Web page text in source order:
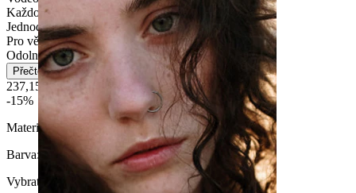
Každodenní nošení
Jednoduché
Pro většinu typů pokožky
Odolný
Přečtěte si více
237,15 Kč279,00 Kč
-15%
Materiál:Chirurgická ocel
Barva:
Vybrat Barva